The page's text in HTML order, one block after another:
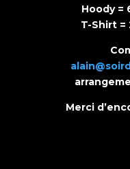
Hoody =
T-Shirt =
Merci